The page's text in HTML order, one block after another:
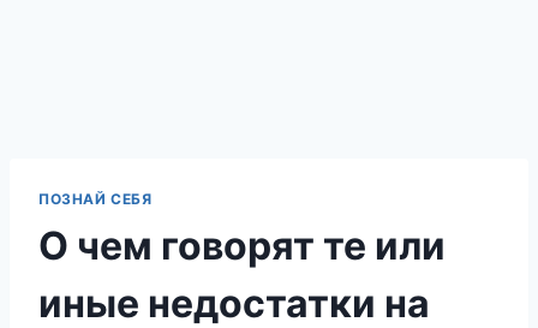
ПОЗНАЙ СЕБЯ
О чем говорят те или
иные недостатки на